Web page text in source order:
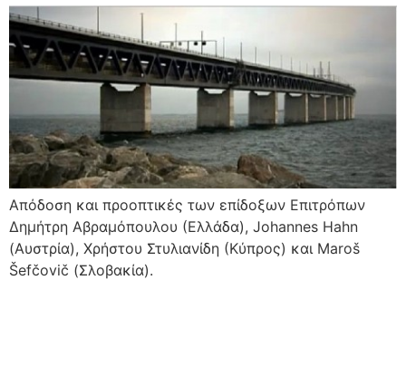
Απόδοση και προοπτικές των επίδοξων Επιτρόπων
Δημήτρη Αβραμόπουλου (Ελλάδα), Johannes Hahn
(Αυστρία), Χρήστου Στυλιανίδη (Κύπρος) και Maroš
Šefčovič (Σλοβακία).